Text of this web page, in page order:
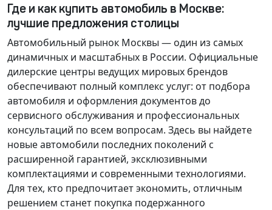
Где и как купить автомобиль в Москве:
лучшие предложения столицы
Автомобильный рынок Москвы — один из самых
динамичных и масштабных в России. Официальные
дилерские центры ведущих мировых брендов
обеспечивают полный комплекс услуг: от подбора
автомобиля и оформления документов до
сервисного обслуживания и профессиональных
консультаций по всем вопросам. Здесь вы найдете
новые автомобили последних поколений с
расширенной гарантией, эксклюзивными
комплектациями и современными технологиями.
Для тех, кто предпочитает экономить, отличным
решением станет покупка подержанного